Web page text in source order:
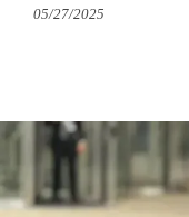
05/27/2025